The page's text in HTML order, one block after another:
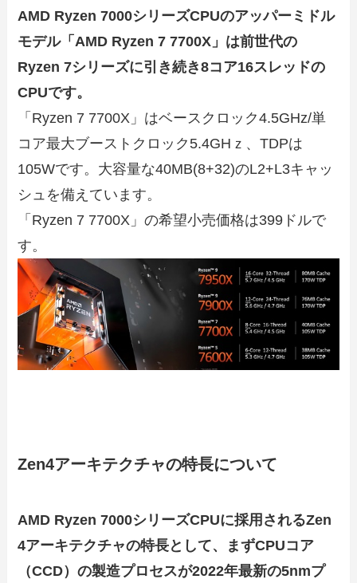
AMD Ryzen 7000シリーズCPUのアッパーミドル
モデル「AMD Ryzen 7 7700X」は前世代の
Ryzen 7シリーズに引き続き8コア16スレッドの
CPUです。
「Ryzen 7 7700X」はベースクロック4.5GHz/単
コア最大ブーストクロック5.4GHｚ、TDPは
105Wです。大容量な40MB(8+32)のL2+L3キャッ
シュを備えています。
「Ryzen 7 7700X」の希望小売価格は399ドルで
す。
Zen4アーキテクチャの特長について
AMD Ryzen 7000シリーズCPUに採用されるZen
4アーキテクチャの特長として、まずCPUコア
（CCD）の製造プロセスが2022年最新の5nmプ